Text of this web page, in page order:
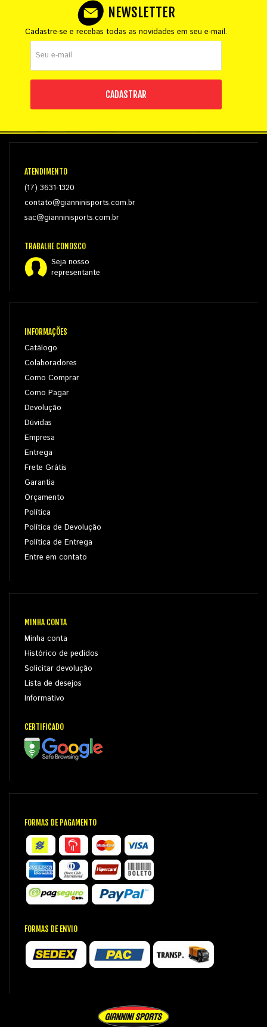
NEWSLETTER
Cadastre-se e recebas todas as novidades em seu e-mail.
CADASTRAR
ATENDIMENTO
(17) 3631-1320
contato@gianninisports.com.br
sac@gianninisports.com.br
TRABALHE CONOSCO
Seja nosso
representante
INFORMAÇÕES
Catálogo
Colaboradores
Como Comprar
Como Pagar
Devolução
Dúvidas
Empresa
Entrega
Frete Grátis
Garantia
Orçamento
Política
Política de Devolução
Política de Entrega
Entre em contato
MINHA CONTA
Minha conta
Histórico de pedidos
Solicitar devolução
Lista de desejos
Informativo
CERTIFICADO
FORMAS DE PAGAMENTO
FORMAS DE ENVIO